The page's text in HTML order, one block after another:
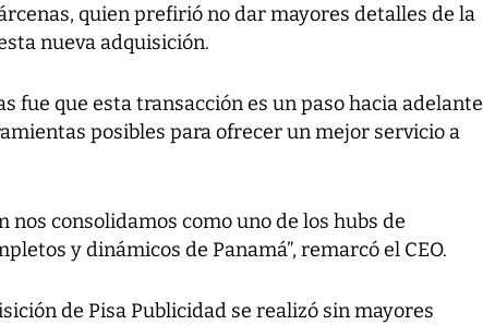
quien prefirió no dar mayores detalles de la
nueva adquisición.
fue que esta transacción es un paso hacia adelante
posibles para ofrecer un mejor servicio a
nos consolidamos como uno de los hubs de
y dinámicos de Panamá”, remarcó el CEO.
de Pisa Publicidad se realizó sin mayores